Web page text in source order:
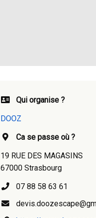
Qui organise ?
DOOZ
Ca se passe où ?
19 RUE DES MAGASINS
67000 Strasbourg
07 88 58 63 61